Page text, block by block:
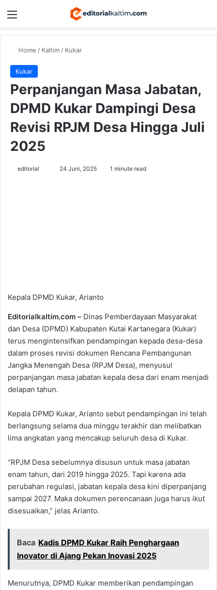
Menu
Home / Kaltim/ Kukar
Kukar
Perpanjangan Masa Jabatan,
DPMD Kukar Dampingi Desa
Revisi RPJM Desa Hingga Juli
2025
editorial 24 Juni, 2025 1 minute read
Kepala DPMD Kukar, Arianto
Editorialkaltim.com – Dinas Pemberdayaan Masyarakat
dan Desa (DPMD) Kabupaten Kutai Kartanegara (Kukar)
terus mengintensifkan pendampingan kepada desa-desa
dalam proses revisi dokumen Rencana Pembangunan
Jangka Menengah Desa (RPJM Desa), menyusul
perpanjangan masa jabatan kepala desa dari enam menjadi
delapan tahun.
Kepala DPMD Kukar, Arianto sebut pendampingan ini telah
berlangsung selama dua minggu terakhir dan melibatkan
lima angkatan yang mencakup seluruh desa di Kukar.
“RPJM Desa sebelumnya disusun untuk masa jabatan
enam tahun, dari 2019 hingga 2025. Tapi karena ada
perubahan regulasi, jabatan kepala desa kini diperpanjang
sampai 2027. Maka dokumen perencanaan juga harus ikut
disesuaikan,” jelas Arianto.
Baca Kadis DPMD Kukar Raih Penghargaan
Inovator di Ajang Pekan Inovasi 2025
Menurutnya, DPMD Kukar memberikan pendampingan